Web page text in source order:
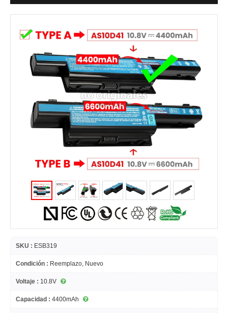
SKU : ESB319
Condición : Reemplazo, Nuevo
Voltaje : 10.8V
Capacidad : 4400mAh